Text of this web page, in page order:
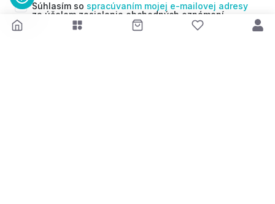
Súhlasím so spracúvaním mojej e-mailovej adresy
za účelom zasielania obchodných oznámení
(newsletterov) v súlade s čl. 6 ods. 1 písm. a)
Nariadenia GDPR. Svoj súhlas môžem kedykoľvek